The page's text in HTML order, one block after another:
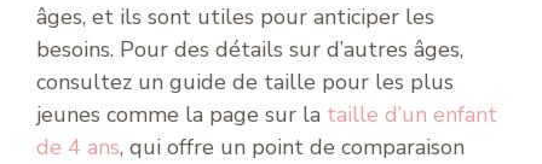
âges, et ils sont utiles pour anticiper les
besoins. Pour des détails sur d’autres âges,
consultez un guide de taille pour les plus
jeunes comme la page sur la taille d’un enfant
de 4 ans, qui offre un point de comparaison